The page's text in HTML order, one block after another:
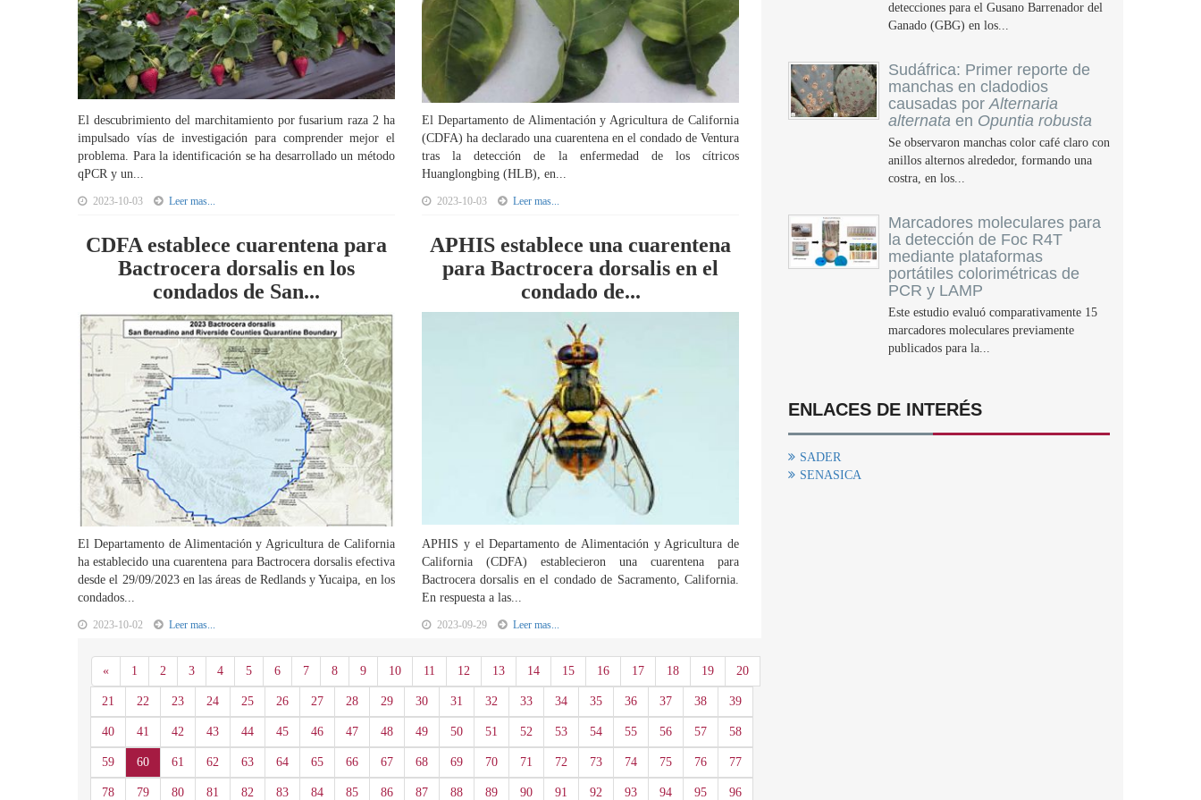
El descubrimiento del marchitamiento por fusarium raza 2 ha
impulsado vías de investigación para comprender mejor el
problema. Para la identificación se ha desarrollado un método
qPCR y un...
2023-10-03 Leer mas...
El Departamento de Alimentación y Agricultura de California
(CDFA) ha declarado una cuarentena en el condado de Ventura
tras la detección de la enfermedad de los cítricos
Huanglongbing (HLB), en...
2023-10-03 Leer mas...
CDFA establece cuarentena para
Bactrocera dorsalis en los
condados de San...
El Departamento de Alimentación y Agricultura de California
ha establecido una cuarentena para Bactrocera dorsalis efectiva
desde el 29/09/2023 en las áreas de Redlands y Yucaipa, en los
condados...
2023-10-02 Leer mas...
APHIS establece una cuarentena
para Bactrocera dorsalis en el
condado de...
APHIS y el Departamento de Alimentación y Agricultura de
California (CDFA) establecieron una cuarentena para
Bactrocera dorsalis en el condado de Sacramento, California.
En respuesta a las...
2023-09-29 Leer mas...
«Anterior
1 2 3 4 5 6 7 8 9 10 11 12 13 14 15 16 17 18 19 20
21 22 23 24 25 26 27 28 29 30 31 32 33 34 35 36 37 38 39
40 41 42 43 44 45 46 47 48 49 50 51 52 53 54 55 56 57 58
59 60 61 62 63 64 65 66 67 68 69 70 71 72 73 74 75 76 77
78 79 80 81 82 83 84 85 86 87 88 89 90 91 92 93 94 95 96
detecciones para el Gusano Barrenador del
Ganado (GBG) en los...
Sudáfrica: Primer reporte de
manchas en cladodios
causadas porAlternaria
alternata en Opuntia robusta
Se observaron manchas color café claro con
anillos alternos alrededor, formando una
costra, en los...
Marcadores moleculares para
la detección de Foc R4T
mediante plataformas
portátiles colorimétricas de
PCR y LAMP
Este estudio evaluó comparativamente 15
marcadores moleculares previamente
publicados para la...
ENLACES DE INTERÉS
SADER
SENASICA